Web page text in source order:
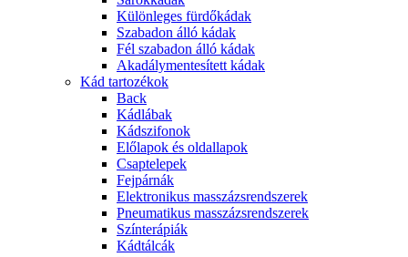
Különleges fürdőkádak
Szabadon álló kádak
Fél szabadon álló kádak
Akadálymentesített kádak
Kád tartozékok
Back
Kádlábak
Kádszifonok
Előlapok és oldallapok
Csaptelepek
Fejpárnák
Elektronikus masszázsrendszerek
Pneumatikus masszázsrendszerek
Színterápiák
Kádtálcák